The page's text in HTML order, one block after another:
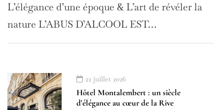
L’élégance d’une époque & L’art de révéler la
nature L’ABUS D’ALCOOL EST…
22 juillet 2026
Hôtel Montalembert : un siècle
d'élégance au cœur de la Rive